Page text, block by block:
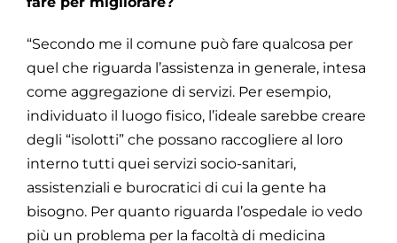
“Secondo me il comune può fare qualcosa per
quel che riguarda l’assistenza in generale, intesa
come aggregazione di servizi. Per esempio,
individuato il luogo fisico, l’ideale sarebbe creare
degli “isolotti” che possano raccogliere al loro
interno tutti quei servizi socio-sanitari,
assistenziali e burocratici di cui la gente ha
bisogno. Per quanto riguarda l’ospedale io vedo
più un problema per la facoltà di medicina